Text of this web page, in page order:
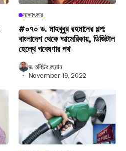
সাক্ষাৎকার
#০৭০ ড. মাহবুবুর রহমানের গল্প:
বাংলাদেশ থেকে আমেরিকায়, ডিজিটাল
হেল্থে গবেষণার পথ
ড. মশিউর রহমান
November 19, 2022